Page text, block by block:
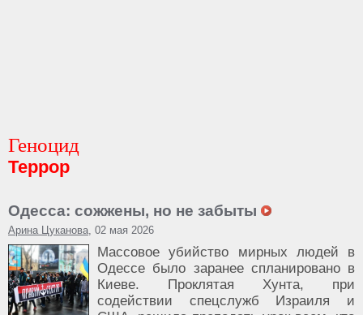
Геноцид
Террор
Одесса: сожжены, но не забыты
Арина Цуканова, 02 мая 2026
Массовое убийство мирных людей в
Одессе было заранее спланировано в
Киеве. Проклятая Хунта, при
содействии спецслужб Израиля и